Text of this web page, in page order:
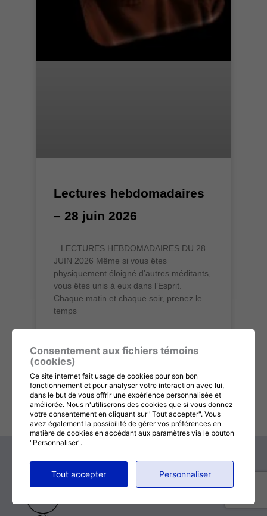
Lectures hebdomadaires
– 28 juin 2026
LECTURES HEBDOMADAIRES DU 28
JUIN 2026 Même si vous êtes
physiquement éloigné d’autres méditants,
vous êtes unis à eux dans l’Esprit.
Chaque matin et chaque soir, prenez le
temps
27 juin 2026 Aucun commentaire
« Précédent Suivant »
Consentement aux fichiers témoins
(cookies)
Ce site internet fait usage de cookies pour son bon
fonctionnement et pour analyser votre interaction avec lui,
dans le but de vous offrir une expérience personnalisée et
améliorée. Nous n'utiliserons des cookies que si vous donnez
votre consentement en cliquant sur "Tout accepter". Vous
avez également la possibilité de gérer vos préférences en
matière de cookies en accédant aux paramètres via le bouton
"Personnaliser".
Tout accepter Personnaliser